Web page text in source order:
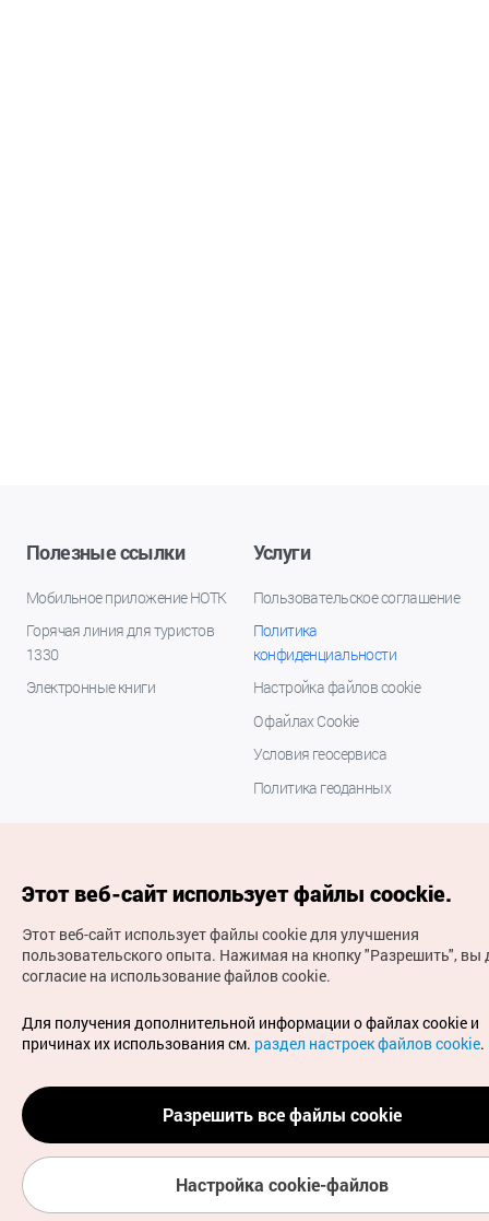
Полезные ссылки
Мобильное приложение НОТК
Горячая линия для туристов
1330
Электронные книги
Услуги
Пользовательское соглашение
Политика
конфиденциальности
Настройка файлов cookie
О файлах Cookie
Условия геосервиса
Политика геоданных
(с) Национальная организация туризма Кореи Все
права защищены
Для извещения об ошибках и проблемах, связанных с
работой веб-сайта, направляйте ваши запросы на
официальный адрес электронной почты
russian@knto.or.kr
Этот веб-сайт использует файлы coockie.
Этот веб-сайт использует файлы cookie для улучшения
пользовательского опыта. Нажимая на кнопку "Разрешить", вы
согласие на использование файлов cookie.
Для получения дополнительной информации о файлах cookie и
причинах их использования см. раздел настроек файлов cookie.
Разрешить все файлы cookie
Настройка cookie-файлов